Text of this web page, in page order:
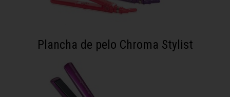
Plancha de pelo Chroma Stylist